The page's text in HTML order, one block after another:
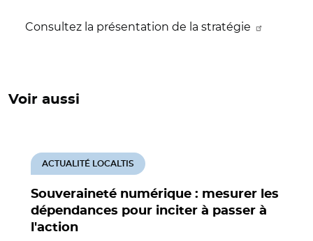
Consultez la présentation de la stratégie
Voir aussi
Souveraineté numérique : mesurer les
dépendances pour inciter à passer à
l'action
ACTUALITÉ LOCALTIS